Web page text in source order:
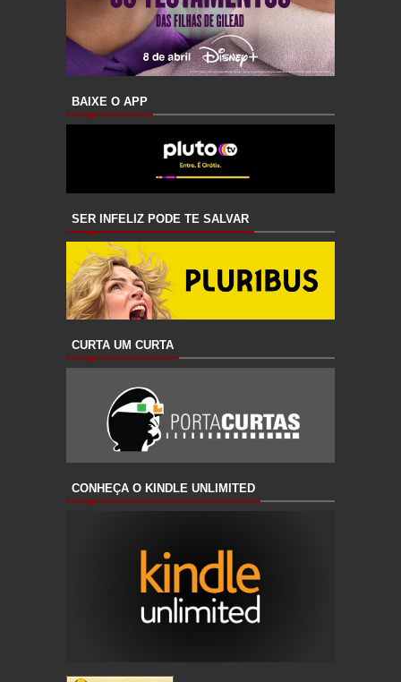
BAIXE O APP
SER INFELIZ PODE TE SALVAR
CURTA UM CURTA
CONHEÇA O KINDLE UNLIMITED